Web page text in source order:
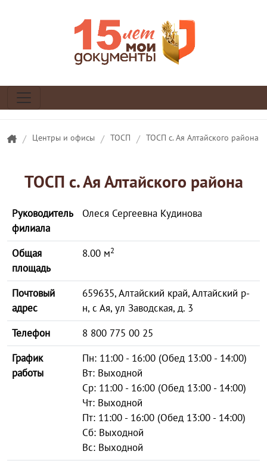
/ Центры и офисы / ТОСП / ТОСП с. Ая Алтайского района
ТОСП с. Ая Алтайского района
Руководитель
филиала
Олеся Сергеевна Кудинова
Общая
площадь
8.00 м2
Почтовый
адрес
659635, Алтайский край, Алтайский р-
н, с Ая, ул Заводская, д. 3
Телефон
8 800 775 00 25
График
работы
Пн: 11:00 - 16:00 (Обед 13:00 - 14:00)
Вт: Выходной
Ср: 11:00 - 16:00 (Обед 13:00 - 14:00)
Чт: Выходной
Пт: 11:00 - 16:00 (Обед 13:00 - 14:00)
Сб: Выходной
Вс: Выходной